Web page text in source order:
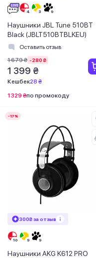
Наушники JBL Tune 510BT
Black (JBLT510BTBLKEU)
Оставить отзыв
1 679 ₴ -280 ₴
1 399 ₴
Кешбек28 ₴
1 329 ₴по промокоду
-17%
300₴ за отзыв
Наушники AKG K612 PRO